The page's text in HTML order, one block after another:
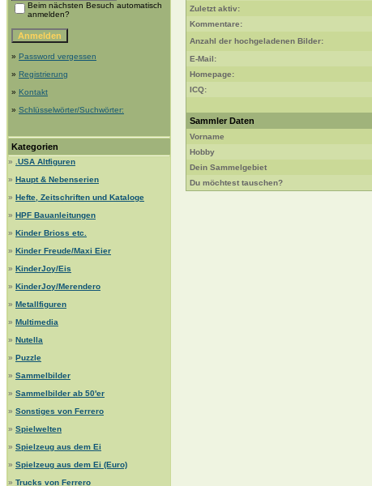
Beim nächsten Besuch automatisch
anmelden?
» Password vergessen
» Registrierung
» Kontakt
» Schlüsselwörter/Suchwörter:
Kategorien
»
.USA Altfiguren
» Haupt & Nebenserien
» Hefte, Zeitschriften und Kataloge
» HPF Bauanleitungen
» Kinder Brioss etc.
» Kinder Freude/Maxi Eier
» KinderJoy/Eis
» KinderJoy/Merendero
» Metallfiguren
» Multimedia
» Nutella
» Puzzle
» Sammelbilder
» Sammelbilder ab 50'er
» Sonstiges von Ferrero
» Spielwelten
» Spielzeug aus dem Ei
» Spielzeug aus dem Ei (Euro)
» Trucks von Ferrero
Zuletzt aktiv:
Kommentare:
Anzahl der hochgeladenen Bilder:
E-Mail:
Homepage:
ICQ:
Sammler Daten
Vorname
Hobby
Dein Sammelgebiet
Du möchtest tauschen?